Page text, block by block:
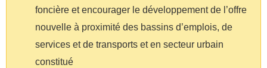
foncière et encourager le développement de l’offre
nouvelle à proximité des bassins d’emplois, de
services et de transports et en secteur urbain
constitué